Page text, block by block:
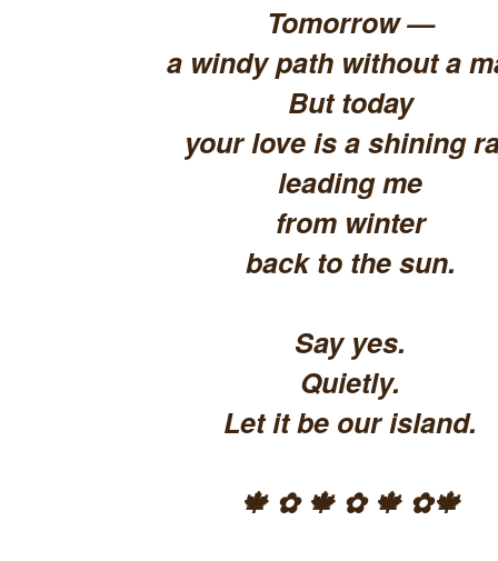
Tomorrow —
a windy path without a
But today
your love is a shining
leading me
from winter
back to the sun.
Say yes.
Quietly.
Let it be our island.
🍁 ✿ 🍁 ✿ 🍁 ✿🍁